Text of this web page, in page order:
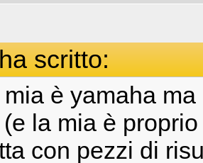
scritto:
è yamaha
la mia è
con pezzi di